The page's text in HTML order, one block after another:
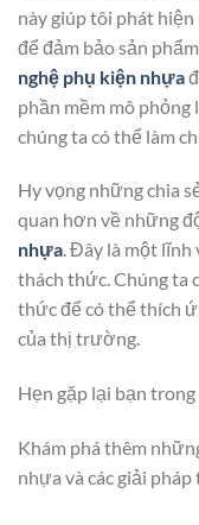
này giúp tôi phát
để đảm bảo sản
nghệ phụ kiện nhựa
phần mềm mô phỏng
chúng ta có thể làm
Hy vọng những chia
quan hơn về những
nhựa. Đây là một lĩnh
thách thức. Chúng ta
thức để có thể thích
của thị trường.
Hẹn gặp lại bạn
Khám phá thêm
nhựa và các giải